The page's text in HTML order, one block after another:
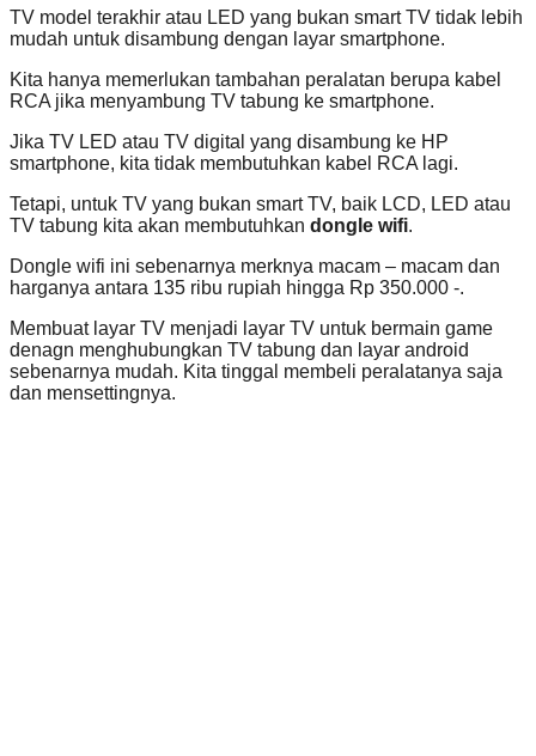
TV model terakhir atau LED yang bukan smart TV tidak lebih
mudah untuk disambung dengan layar smartphone.
Kita hanya memerlukan tambahan peralatan berupa kabel
RCA jika menyambung TV tabung ke smartphone.
Jika TV LED atau TV digital yang disambung ke HP
smartphone, kita tidak membutuhkan kabel RCA lagi.
Tetapi, untuk TV yang bukan smart TV, baik LCD, LED atau
TV tabung kita akan membutuhkan dongle wifi.
Dongle wifi ini sebenarnya merknya macam – macam dan
harganya antara 135 ribu rupiah hingga Rp 350.000 -.
Membuat layar TV menjadi layar TV untuk bermain game
denagn menghubungkan TV tabung dan layar android
sebenarnya mudah. Kita tinggal membeli peralatanya saja
dan mensettingnya.